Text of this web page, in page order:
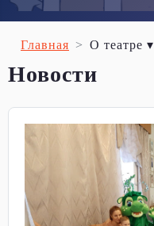
Главная О театре ▾
Новости